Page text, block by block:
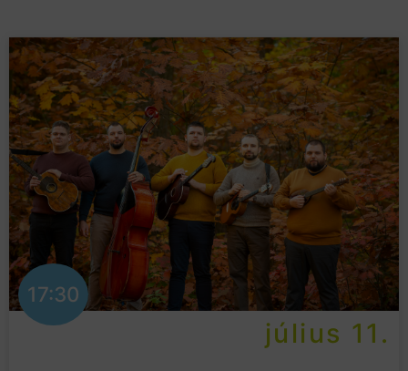
17:30
július 11.